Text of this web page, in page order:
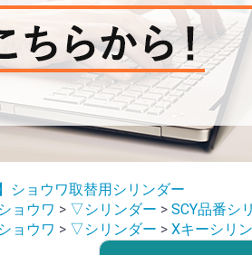
ショウワ取替用シリンダー
ョウワ > ▽シリンダー > SCY品番シ
ョウワ > ▽シリンダー > Xキーシリ